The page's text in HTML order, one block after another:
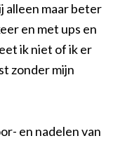
alleen maar beter
en met ups en
ik niet of ik er
zonder mijn
en nadelen van